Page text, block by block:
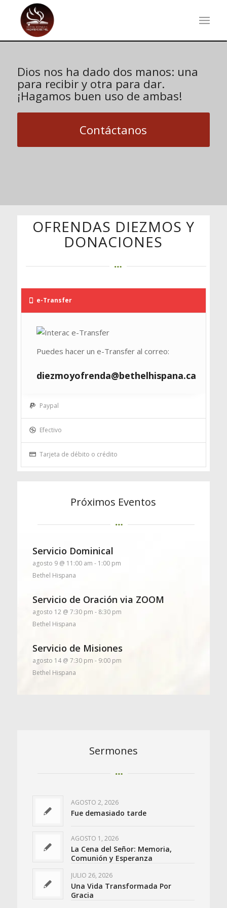
Dios nos ha dado dos manos: una
para recibir y otra para dar.
¡Hagamos buen uso de ambas!
Contáctanos
OFRENDAS DIEZMOS Y
DONACIONES
e-Transfer
Puedes hacer un e-Transfer al correo:
diezmoyofrenda@bethelhispana.ca
Paypal
Efectivo
Tarjeta de débito o crédito
Próximos Eventos
Servicio Dominical
agosto 9 @ 11:00 am - 1:00 pm
Bethel Hispana
Servicio de Oración via ZOOM
agosto 12 @ 7:30 pm - 8:30 pm
Bethel Hispana
Servicio de Misiones
agosto 14 @ 7:30 pm - 9:00 pm
Bethel Hispana
Sermones
AGOSTO 2, 2026
Fue demasiado tarde
AGOSTO 1, 2026
La Cena del Señor: Memoria,
Comunión y Esperanza
JULIO 26, 2026
Una Vida Transformada Por
Gracia